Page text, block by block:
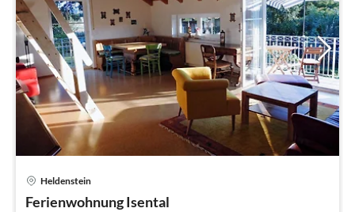
Heldenstein
Ferienwohnung Isental